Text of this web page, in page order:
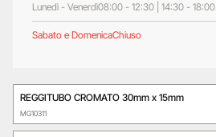
Lunedì - Venerdì08:00 - 12:30 | 14:30 - 18:00
Sabato e DomenicaChiuso
REGGITUBO CROMATO 30mm x 15mm
MG10311